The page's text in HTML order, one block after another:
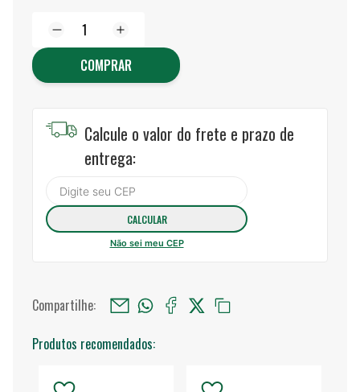
COMPRAR
Calcule o valor do frete e prazo de
entrega:
Não sei meu CEP
Compartilhe:
Produtos recomendados: